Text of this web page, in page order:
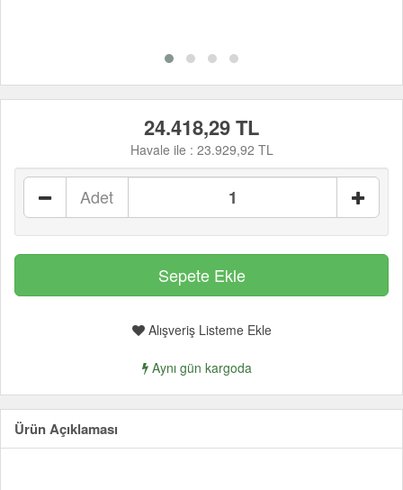
24.418,29 TL
Havale ile : 23.929,92 TL
Adet
Alışveriş Listeme Ekle
Aynı gün kargoda
Ürün Açıklaması